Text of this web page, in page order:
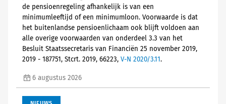
de pensioenregeling afhankelijk is van een
minimumleeftijd of een minimumloon. Voorwaarde is dat
het buitenlandse pensioenlichaam ook blijft voldoen aan
alle overige voorwaarden van onderdeel 3.3 van het
Besluit Staatssecretaris van Financiën 25 november 2019,
2019 - 187751, Stcrt. 2019, 66223, V-N 2020/3.11.
6 augustus 2026